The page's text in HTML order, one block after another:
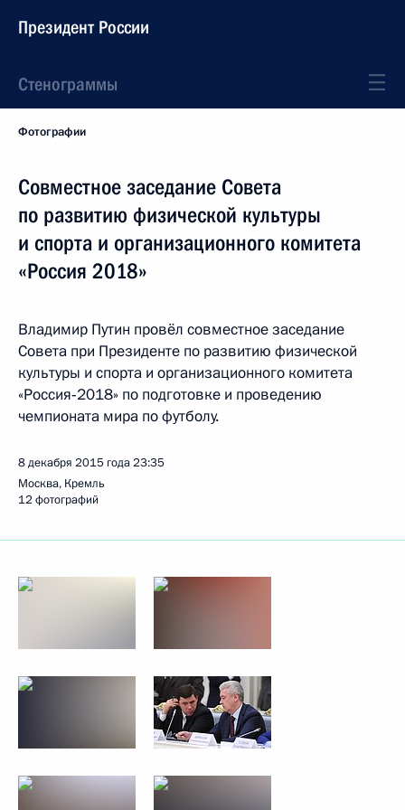
Президент России
Стенограммы
Фотографии
Совместное заседание Совета
по развитию физической культуры
и спорта и организационного комитета
«Россия 2018»
Владимир Путин провёл совместное заседание
Совета при Президенте по развитию физической
культуры и спорта и организационного комитета
«Россия‑2018» по подготовке и проведению
чемпионата мира по футболу.
8 декабря 2015 года23:35
Москва, Кремль
12 фотографий